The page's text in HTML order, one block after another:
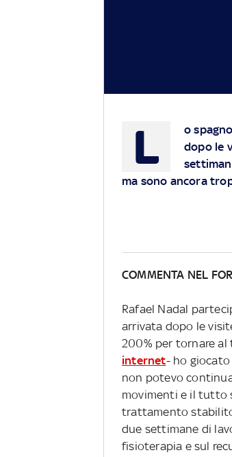
L
o
dopo le
ma sono ancora
COMMENTA NEL
Rafael Nadal
arrivata dopo le
200% per tornare
internet- ho
non potevo
movimenti e il tutto
trattamento stabilito
due settimane di
fisioterapia e sul